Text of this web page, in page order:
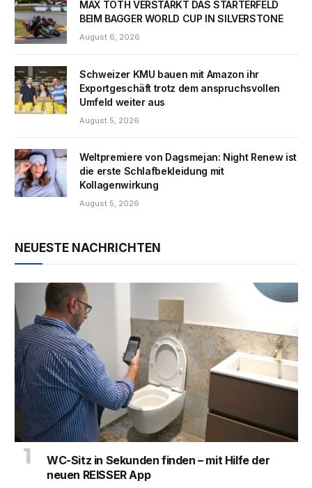
MAX TOTH VERSTÄRKT DAS STARTERFELD
BEIM BAGGER WORLD CUP IN SILVERSTONE
August 6, 2026
Schweizer KMU bauen mit Amazon ihr
Exportgeschäft trotz dem anspruchsvollen
Umfeld weiter aus
August 5, 2026
Weltpremiere von Dagsmejan: Night Renew ist
die erste Schlafbekleidung mit
Kollagenwirkung
August 5, 2026
NEUESTE NACHRICHTEN
WC-Sitz in Sekunden finden – mit Hilfe der
neuen REISSER App